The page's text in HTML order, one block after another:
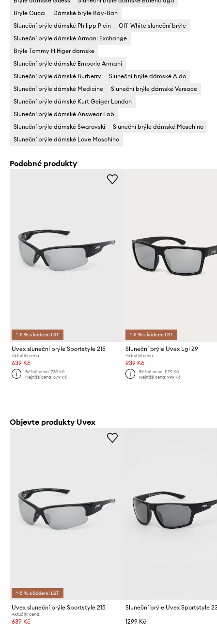
Brýle Gucci
Dámské brýle Ray-Ban
Sluneční brýle dámské Philipp Plein
Off-White sluneční brýle
Sluneční brýle dámské Armani Exchange
Brýle Tommy Hilfiger damske
Sluneční brýle dámské Emporio Armani
Sluneční brýle dámské Burberry
Sluneční brýle dámské Aldo
Sluneční brýle dámské Medicine
Sluneční brýle dámské Versace
Sluneční brýle dámské Kurt Geiger London
Sluneční brýle dámské Answear Lab
Sluneční brýle dámské Swarovski
Sluneční brýle dámské Moschino
Sluneční brýle dámské Love Moschino
Podobné produkty
*-5 % s kódem: LST
Uvex sluneční brýle Sportstyle 215
Aktuální cena:
639 Kč
Běžná cena:759 Kč
Nejnižší cena:679 Kč
*-5 % s kódem: LST
Sluneční brýle Uvex Lgl 29
Aktuální cena:
939 Kč
Běžná cena: 1199 Kč
Nejnižší cena: 999 Kč
Objevte produkty Uvex
*-5 % s kódem: LST
Uvex sluneční brýle Sportstyle 215
Aktuální cena:
639 Kč
Sluneční brýle Uvex Sportstyle
1299 Kč